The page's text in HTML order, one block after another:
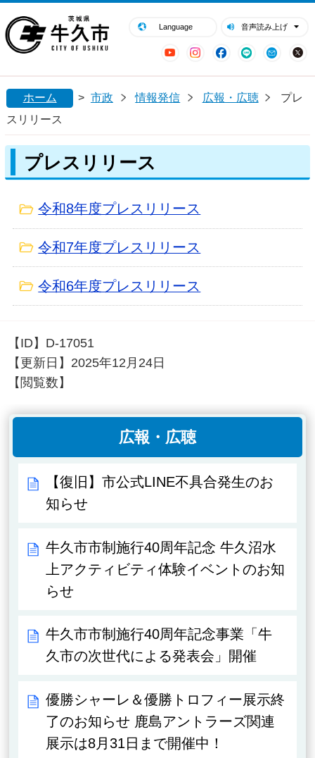
Language 音声読み上げ
YouTubeInstagram
Facebook
LINE Mail
閉じる
ホーム > 市政 情報発信 広報・広聴
プレ
スリリース
プレスリリース
令和8年度プレスリリース
令和7年度プレスリリース
令和6年度プレスリリース
【ID】 D-17051
【更新日】 2025年12月24日
【閲覧数】
広報・広聴
【復旧】市公式LINE不具合発生のお
知らせ
牛久市市制施行40周年記念 牛久沼水
上アクティビティ体験イベントのお知
らせ
牛久市市制施行40周年記念事業「牛
久市の次世代による発表会」開催
優勝シャーレ＆優勝トロフィー展示終
了のお知らせ 鹿島アントラーズ関連
展示は8月31日まで開催中！